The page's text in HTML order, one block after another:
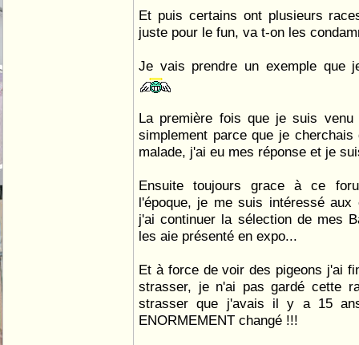
Et puis certains ont plusieurs
juste pour le fun, va t-on les
Je vais prendre un exemple que
La première fois que je suis
simplement parce que je
malade, j'ai eu mes réponse et je
Ensuite toujours grace à ce
l'époque, je me suis intéressé aux
j'ai continuer la sélection de mes
les aie présenté en expo...
Et à force de voir des pigeons j'ai
strasser, je n'ai pas gardé cette
strasser que j'avais il y a 15
ENORMEMENT changé !!!